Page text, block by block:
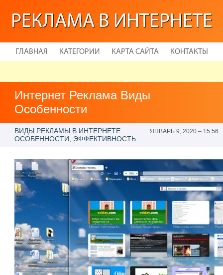
РЕКЛАМА В ИНТЕРНЕТЕ
ГЛАВНАЯ КАТЕГОРИИ КАРТА САЙТА КОНТАКТЫ
Интернет Реклама Виды
Особенности
ВИДЫ РЕКЛАМЫ В ИНТЕРНЕТЕ:
ОСОБЕННОСТИ, ЭФФЕКТИВНОСТЬ
ЯНВАРЬ 9, 2020 – 15:56